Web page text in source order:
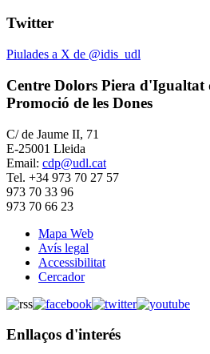
Twitter
Piulades a X de @idis_udl
Centre Dolors Piera
Promoció de les Dones
C/ de Jaume II, 71
E-25001 Lleida
Email: cdp@udl.cat
Tel. +34 973 70 27 57
973 70 33 96
973 70 66 23
Mapa Web
Avís legal
Accessibilitat
Cercador
Enllaços d'interés